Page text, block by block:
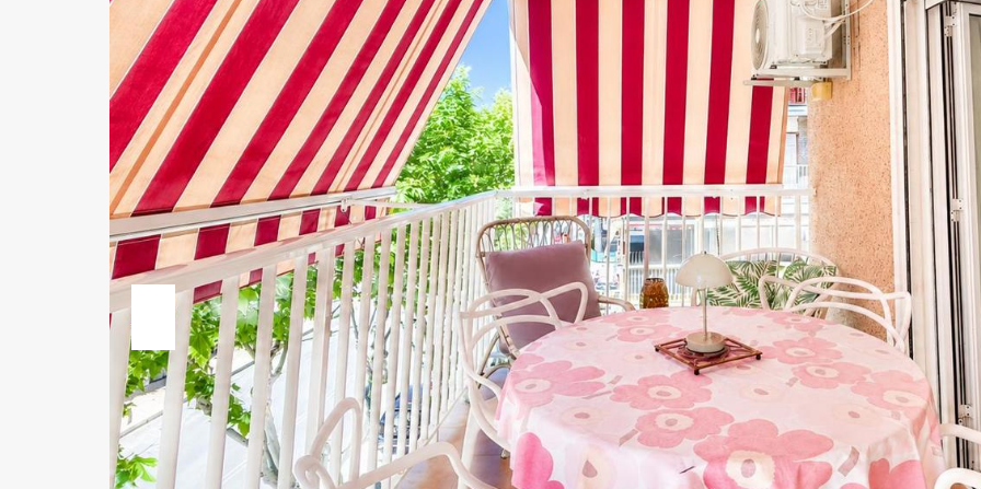
Previous